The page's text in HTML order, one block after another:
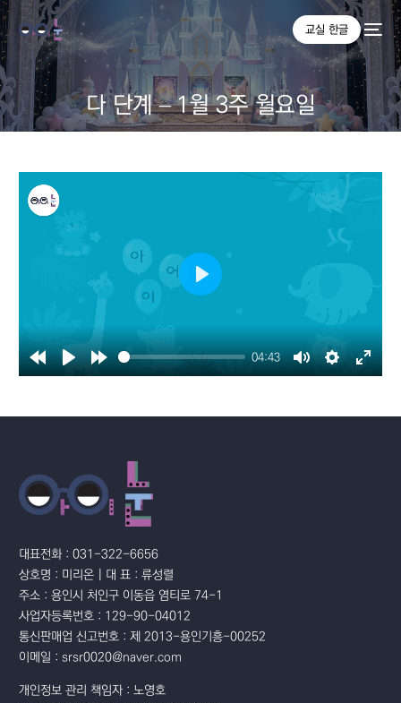
교실 한글
다 단계 – 1월 3주 월요일
Rewind
Play Forward
04:43
MuteSettings
Enter
Play
대표전화 : 031-322-6656
상호명 : 미리온 | 대 표 : 류성렬
주소 : 용인시 처인구 이동읍 염티로 74-1
사업자등록번호 : 129-90-04012
통신판매업 신고번호 : 제 2013-용인기흥-00252
이메일 : srsr0020@naver.com
개인정보 관리 책임자 : 노영호